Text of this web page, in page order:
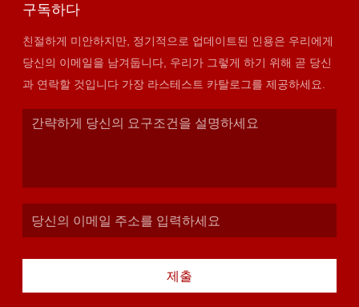
구독하다
친절하게 미안하지만, 정기적으로 업데이트된 인용은 우리에게
당신의 이메일을 남겨둡니다, 우리가 그렇게 하기 위해 곧 당신
과 연락할 것입니다 가장 라스테스트 카탈로그를 제공하세요.
제출